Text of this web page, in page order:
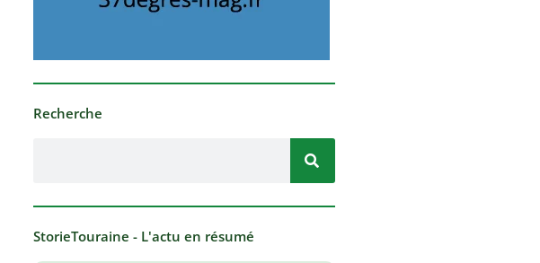
Recherche
StorieTouraine - L'actu en résumé